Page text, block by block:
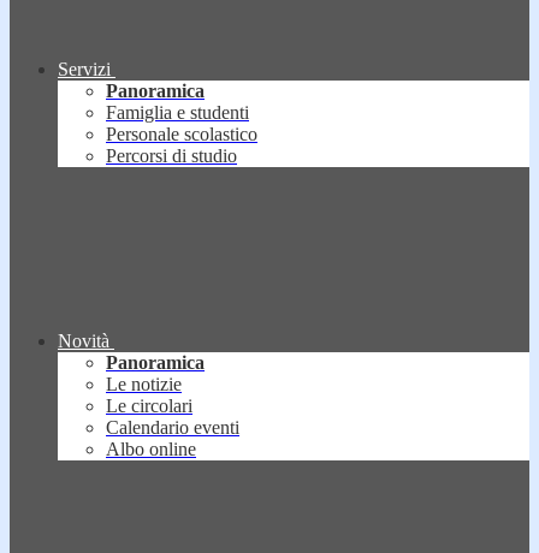
Servizi
Panoramica
Famiglia e studenti
Personale scolastico
Percorsi di studio
Novità
Panoramica
Le notizie
Le circolari
Calendario eventi
Albo online